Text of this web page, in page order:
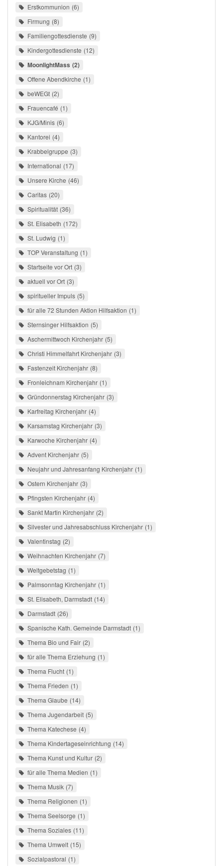
Erstkommunion 6
Firmung 8
Familiengottesdienste 9
Kindergottesdienste 12
MoonlightMass 2
Offene Abendkirche 1
beWEGt 2
Frauencafé 1
KJG/Minis 6
Kantorei 4
Krabbelgruppe 3
International 17
Unsere Kirche 46
Caritas 20
Spiritualität 36
St. Elisabeth 172
St. Ludwig 1
TOP Veranstaltung 1
Startseite vor Ort 3
aktuell vor Ort 3
spiritueller Impuls 5
für alle 72 Stunden Aktion Hilfsaktion 1
Sternsinger Hilfsaktion 5
Aschermittwoch Kirchenjahr 5
Christi Himmelfahrt Kirchenjahr 3
Fastenzeit Kirchenjahr 8
Fronleichnam Kirchenjahr 1
Gründonnerstag Kirchenjahr 3
Karfreitag Kirchenjahr 4
Karsamstag Kirchenjahr 3
Karwoche Kirchenjahr 4
Advent Kirchenjahr 5
Neujahr und Jahresanfang Kirchenjahr 1
Ostern Kirchenjahr 3
Pfingsten Kirchenjahr 4
Sankt Martin Kirchenjahr 2
Silvester und Jahresabschluss Kirchenjahr 1
Valentinstag 2
Weihnachten Kirchenjahr 7
Weltgebetstag 1
Palmsonntag Kirchenjahr 1
St. Elisabeth, Darmstadt 14
Darmstadt 26
Spanische Kath. Gemeinde Darmstadt 1
Thema Bio und Fair 2
für alle Thema Erziehung 1
Thema Flucht 1
Thema Frieden 1
Thema Glaube 14
Thema Jugendarbeit 5
Thema Katechese 4
Thema Kindertageseinrichtung 14
Thema Kunst und Kultur 2
für alle Thema Medien 1
Thema Musik 7
Thema Religionen 1
Thema Seelsorge 1
Thema Soziales 11
Thema Umwelt 15
Sozialpastoral 1